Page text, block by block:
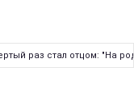
раз стал отцом: "На